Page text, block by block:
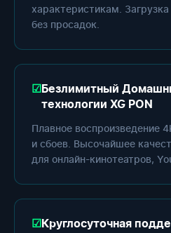
характеристикам.
без просадок.
Безлимитный
технологии XG PON
Плавное воспроизведение
и сбоев. Высочайшее
для онлайн-кинотеатров,
Круглосуточная